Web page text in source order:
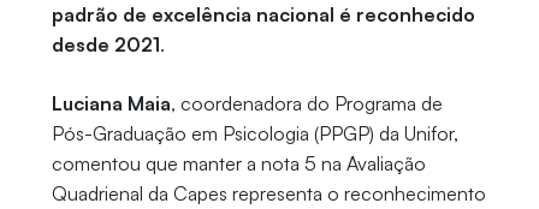
padrão de excelência nacional é reconhecido
desde 2021.
Luciana Maia, coordenadora do Programa de
Pós-Graduação em Psicologia (PPGP) da Unifor,
comentou que manter a nota 5 na Avaliação
Quadrienal da Capes representa o reconhecimento